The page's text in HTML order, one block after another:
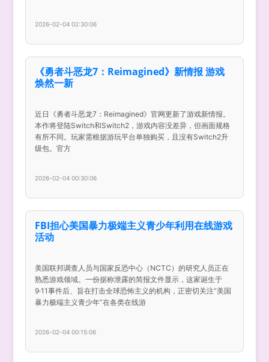
2026-02-04 02:30:06
《勇者斗恶龙7：Reimagined》新情报 游戏
焕然一新
近日《勇者斗恶龙7：Reimagined》官网更新了游戏新情报。
本作将登陆Switch和Switch2，游戏内容没差异，但画面规格
有所不同。玩家需根据游玩平台单独购买，且没有Switch2升
级包。官方
2026-02-04 00:30:06
FBI担心美国暴力极端主义青少年利用在线游戏
活动
美国联邦调查人员与国家反恐中心（NCTC）的研究人员正在
熟悉游戏领域。一份据称泄露的简报文件显示，这家诞生于
9·11事件后、旨在打击全球恐怖主义的机构，正密切关注“美国
暴力极端主义青少年”在各类在线游
2026-02-04 00:15:06